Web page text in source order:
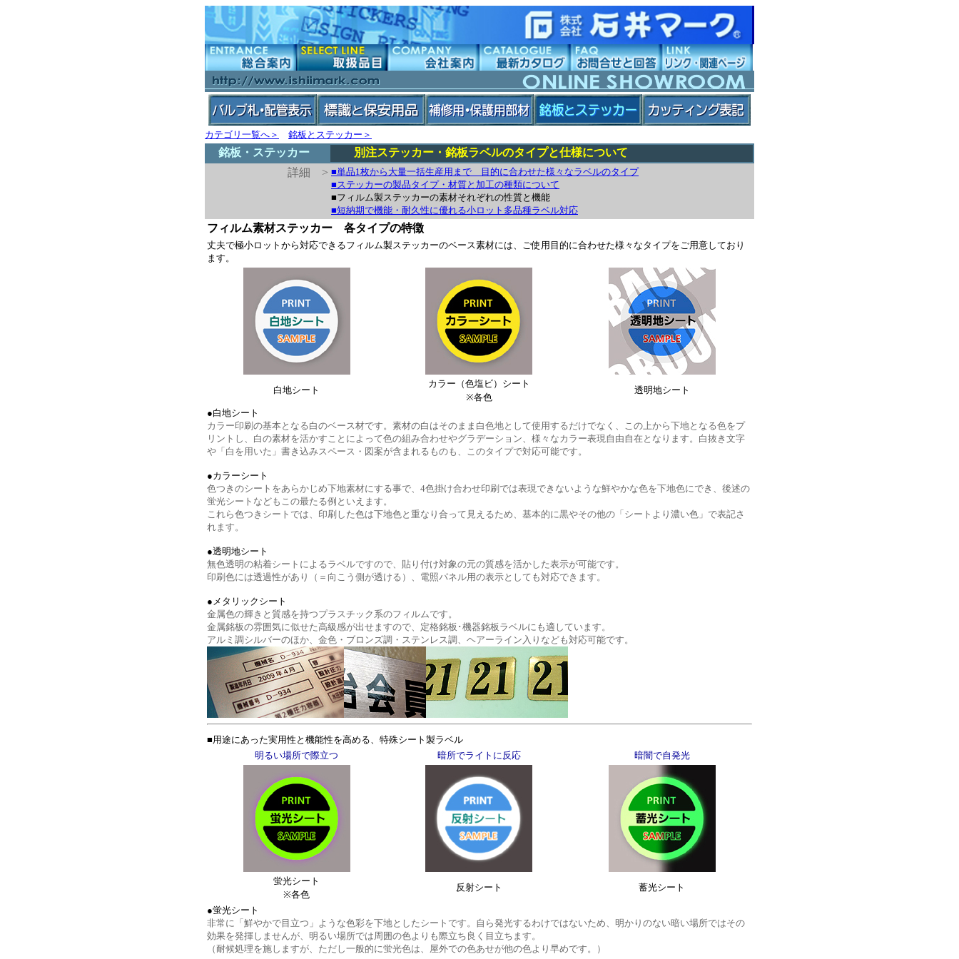
カテゴリ一覧へ＞ 銘板とステッカー＞
銘板・ステッカー
別注ステッカー・銘板ラベルのタイプと仕様について
詳細 > ■単品1枚から大量一括生産用まで 目的に合わせた様々なラベルのタイプ
■ステッカーの製品タイプ・材質と加工の種類について
■フィルム製ステッカーの素材それぞれの性質と機能
■短納期で機能・耐久性に優れる小ロット多品種ラベル対応
フィルム素材ステッカー 各タイプの特徴
丈夫で極小ロットから対応できるフィルム製ステッカーのベース素材には、ご使用目的に合わせた様々なタイプをご用意しており
ます。
白地シート
カラー（色塩ビ）シート
※各色
透明地シート
●白地シート
カラー印刷の基本となる白のベース材です。素材の白はそのまま白色地として使用するだけでなく、この上から下地となる色をプ
リントし、白の素材を活かすことによって色の組み合わせやグラデーション、様々なカラー表現自由自在となります。白抜き文字
や「白を用いた」書き込みスペース・図案が含まれるものも、このタイプで対応可能です。
●カラーシート
色つきのシートをあらかじめ下地素材にする事で、4色掛け合わせ印刷では表現できないような鮮やかな色を下地色にでき、後述の
蛍光シートなどもこの最たる例といえます。
これら色つきシートでは、印刷した色は下地色と重なり合って見えるため、基本的に黒やその他の「シートより濃い色」で表記さ
れます。
●透明地シート
無色透明の粘着シートによるラベルですので、貼り付け対象の元の質感を活かした表示が可能です。
印刷色には透過性があり（＝向こう側が透ける）、電照パネル用の表示としても対応できます。
●メタリックシート
金属色の輝きと質感を持つプラスチック系のフィルムです。
金属銘板の雰囲気に似せた高級感が出せますので、定格銘板･機器銘板ラベルにも適しています。
アルミ調シルバーのほか、金色・ブロンズ調・ステンレス調、ヘアーライン入りなども対応可能です。
■用途にあった実用性と機能性を高める、特殊シート製ラベル
明るい場所で際立つ
暗所でライトに反応 暗闇で自発光
蛍光シート
※各色
反射シート 蓄光シート
●蛍光シート
非常に「鮮やかで目立つ」ような色彩を下地としたシートです。自ら発光するわけではないため、明かりのない暗い場所ではその
効果を発揮しませんが、明るい場所では周囲の色よりも際立ち良く目立ちます。
（耐候処理を施しますが、ただし一般的に蛍光色は、屋外での色あせが他の色より早めです。）